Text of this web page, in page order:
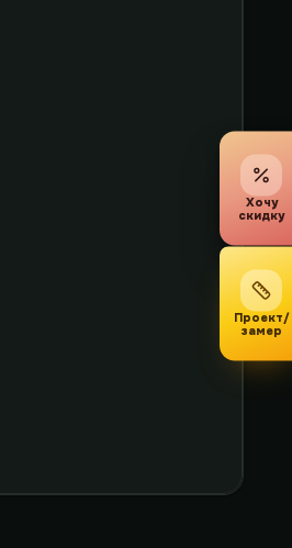
Хочу
скидку
Проект/
замер